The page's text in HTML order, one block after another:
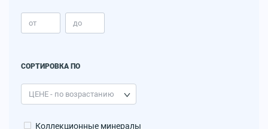
СОРТИРОВКА ПО
Коллекционные минералы